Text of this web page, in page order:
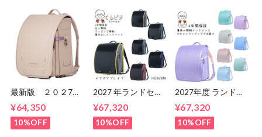
ル 送料無料 ６
年間保証
最新版 ２０２7
タ 超ピタ マカロ
ンマジック
1KK6654K 女の
¥64,350
10%OFF
2027 年ランドセル
ブレイブ ブくるピ
タランドセル
1ke8680k
¥67,320
10%OFF
2027年度 ランドセ
ィスイーツ 2027 く
るピタランドセル
くるぴた
¥67,320
10%OFF